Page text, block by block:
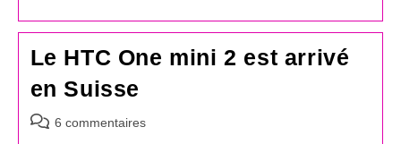
publication :
Le HTC One mini 2 est arrivé
en Suisse
Commentaires
6 commentaires